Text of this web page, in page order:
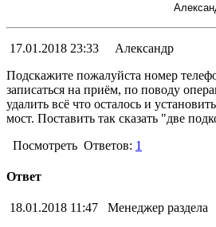
17.01.2018 23:33
Александр
Подскажите пожалуйста номер
записаться на приём, по поводу
удалить всё что осталось и
мост. Поставить так сказать "две
Посмотреть Ответов: 1
Ответ
18.01.2018 11:47
Менеджер раздела